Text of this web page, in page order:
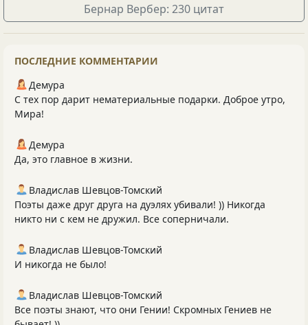
Бернар Вербер: 230 цитат
ПОСЛЕДНИЕ КОММЕНТАРИИ
Демура
С тех пор дарит нематериальные подарки. Доброе утро,
Мира!
Демура
Да, это главное в жизни.
Владислав Шевцов-Томский
Поэты даже друг друга на дуэлях убивали! )) Никогда
никто ни с кем не дружил. Все соперничали.
Владислав Шевцов-Томский
И никогда не было!
Владислав Шевцов-Томский
Все поэты знают, что они Гении! Скромных Гениев не